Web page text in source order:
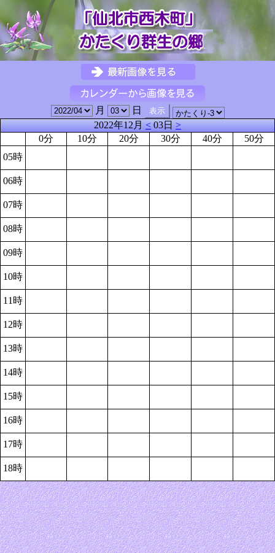
月
日
2022年12月<03日>
0分
10分 20分 30分 40分
50分
05時
06時
07時
08時
09時
10時
11時
12時
13時
14時
15時
16時
17時
18時